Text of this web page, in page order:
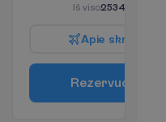
Iš viso2534.55
Apie skr
Rezervuo